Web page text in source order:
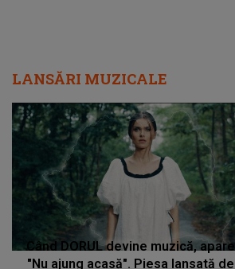
LANSĂRI MUZICALE
Când DORUL devine muzică, apare
"Nu ajung acasă". Piesa lansată de